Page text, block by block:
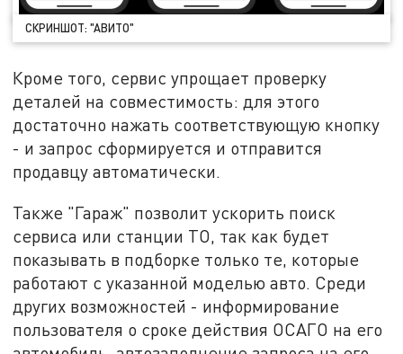
СКРИНШОТ: "АВИТО"
Кроме того, сервис упрощает проверку
деталей на совместимость: для этого
достаточно нажать соответствующую кнопку
- и запрос сформируется и отправится
продавцу автоматически.
Также "Гараж" позволит ускорить поиск
сервиса или станции ТО, так как будет
показывать в подборке только те, которые
работают с указанной моделью авто. Среди
других возможностей - информирование
пользователя о сроке действия ОСАГО на его